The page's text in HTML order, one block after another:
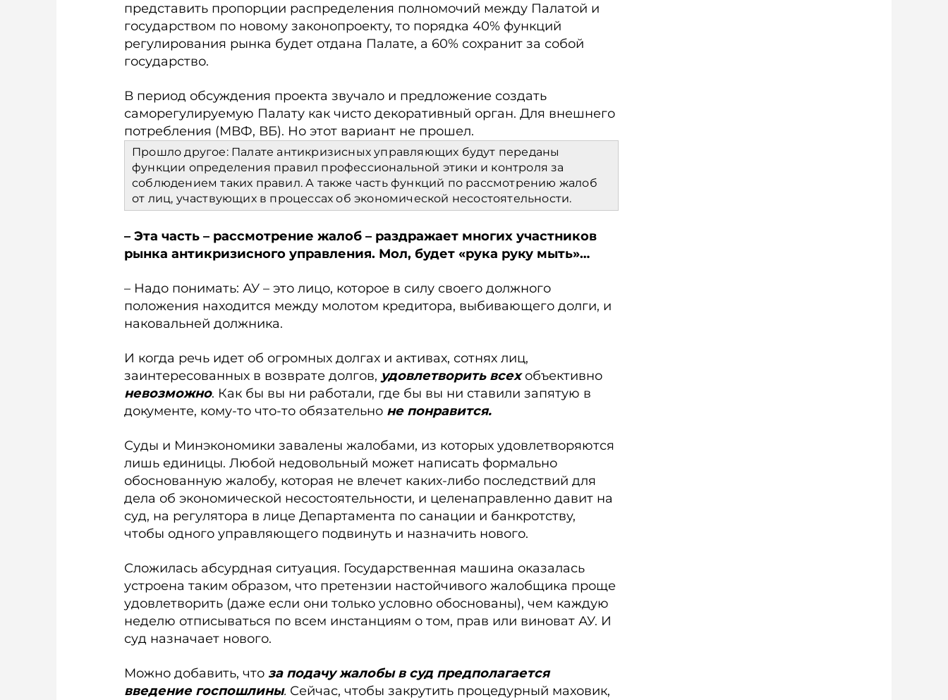
представить пропорции распределения полномочий между Палатой и
государством по новому законопроекту, то порядка 40% функций
регулирования рынка будет отдана Палате, а 60% сохранит за собой
государство.
В период обсуждения проекта звучало и предложение создать
саморегулируемую Палату как чисто декоративный орган. Для внешнего
потребления (МВФ, ВБ). Но этот вариант не прошел.
Прошло другое: Палате антикризисных управляющих будут переданы
функции определения правил профессиональной этики и контроля за
соблюдением таких правил. А также часть функций по рассмотрению жалоб
от лиц, участвующих в процессах об экономической несостоятельности.
– Эта часть – рассмотрение жалоб – раздражает многих участников
рынка антикризисного управления. Мол, будет «рука руку мыть»…
– Надо понимать: АУ – это лицо, которое в силу своего должного
положения находится между молотом кредитора, выбивающего долги, и
наковальней должника.
И когда речь идет об огромных долгах и активах, сотнях лиц,
заинтересованных в возврате долгов, удовлетворить всехобъективно
невозможно. Как бы вы ни работали, где бы вы ни ставили запятую в
документе, кому-то что-то обязательно не понравится.
Суды и Минэкономики завалены жалобами, из которых удовлетворяются
лишь единицы. Любой недовольный может написать формально
обоснованную жалобу, которая не влечет каких-либо последствий для
дела об экономической несостоятельности, и целенаправленно давит на
суд, на регулятора в лице Департамента по санации и банкротству,
чтобы одного управляющего подвинуть и назначить нового.
Сложилась абсурдная ситуация. Государственная машина оказалась
устроена таким образом, что претензии настойчивого жалобщика проще
удовлетворить (даже если они только условно обоснованы), чем каждую
неделю отписываться по всем ин­станциям о том, прав или виноват АУ. И
суд назначает нового.
Можно добавить, что за подачу жалобы в суд предполагается
введение госпошлины. Сейчас, чтобы закрутить процедурный маховик,